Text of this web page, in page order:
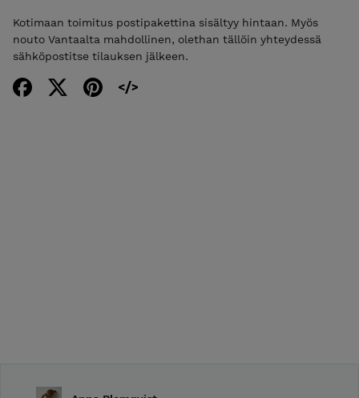
Kotimaan toimitus postipakettina sisältyy hintaan. Myös
nouto Vantaalta mahdollinen, olethan tällöin yhteydessä
sähköpostitse tilauksen jälkeen.